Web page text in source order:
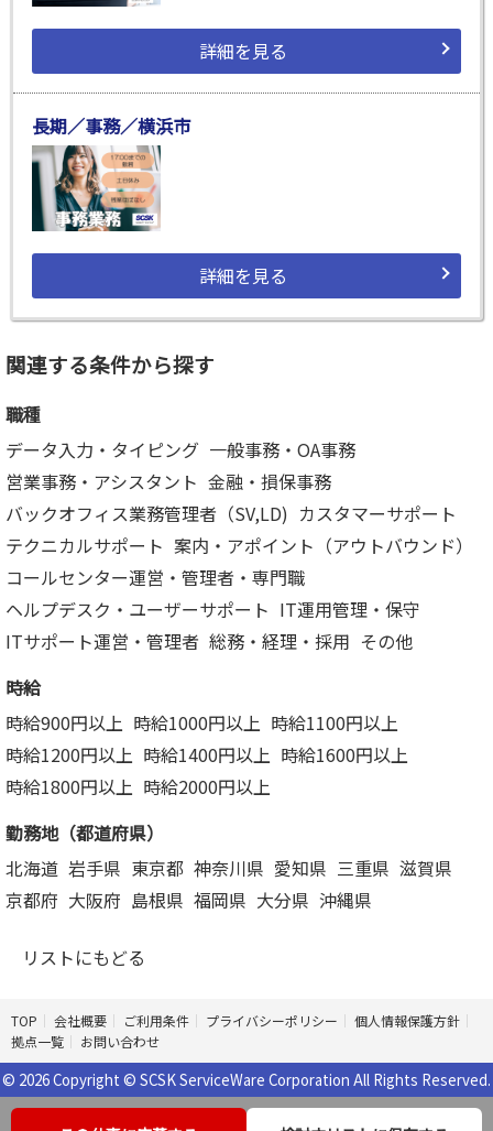
詳細を見る
長期／事務／横浜市
詳細を見る
関連する条件から探す
職種
データ入力・タイピング 一般事務・OA事務
営業事務・アシスタント 金融・損保事務
バックオフィス業務管理者（SV,LD) カスタマーサポート
テクニカルサポート 案内・アポイント（アウトバウンド）
コールセンター運営・管理者・専門職
ヘルプデスク・ユーザーサポート IT運用管理・保守
ITサポート運営・管理者 総務・経理・採用 その他
時給
時給900円以上 時給1000円以上 時給1100円以上
時給1200円以上 時給1400円以上 時給1600円以上
時給1800円以上 時給2000円以上
勤務地（都道府県）
北海道 岩手県 東京都 神奈川県 愛知県 三重県 滋賀県
京都府 大阪府 島根県 福岡県 大分県 沖縄県
リストにもどる
TOP 会社概要 ご利用条件 プライバシーポリシー
個人情報保護方針
拠点一覧
お問い合わせ
© 2026 Copyright © SCSK ServiceWare Corporation All Rights Reserved.